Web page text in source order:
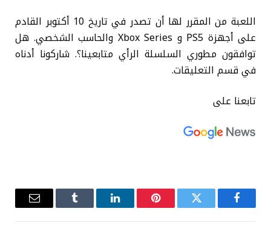
اللعبة من المقرر لها أن تصدر في تاريخ 10 أكتوبر القادم
على أجهزة PS5 و Xbox Series والحاسب الشخصي. هل
توافقون مطوري السلسلة الرأي متابعينا؟. شاركونا أدناه
في قسم التعليقات.
تابعنا على
فيسبوكتويتر بينتيريستلينكدإن Tumblrالبريد